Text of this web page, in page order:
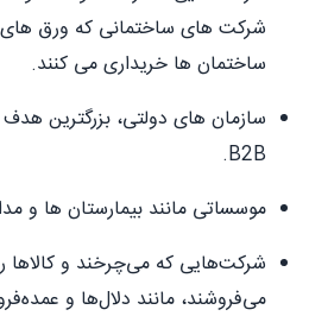
شرکت های ساختمانی که ورق های
ساختمان ها خریداری می کنند.
سازمان های دولتی، بزرگترین هدف
B2B.
موسساتی مانند بیمارستان ها و
شرکت‌هایی که می‌چرخند و کالاها
می‌فروشند، مانند دلال‌ها و